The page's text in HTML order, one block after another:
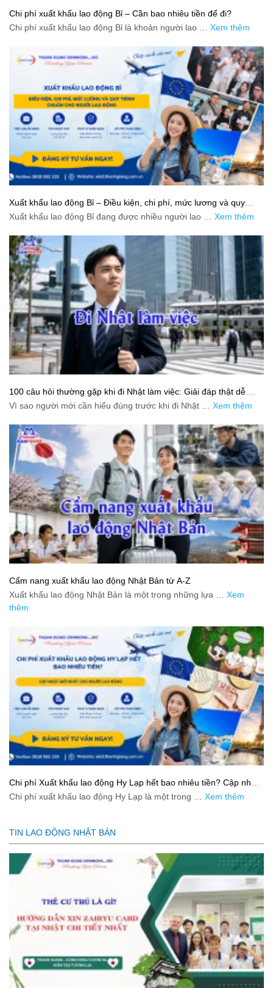
Chi phí xuất khẩu lao động Bỉ – Cần bao nhiêu tiền để đi?
Chi phí xuất khẩu lao động Bỉ là khoản người lao … Xem thêm
Xuất khẩu lao động Bỉ – Điều kiện, chi phí, mức lương và quy
trình chuẩn cho người lao động
Xuất khẩu lao động Bỉ đang được nhiều người lao … Xem thêm
100 câu hỏi thường gặp khi đi Nhật làm việc: Giải đáp thật dễ
hiểu cho người mới bắt đầu
Vì sao người mới cần hiểu đúng trước khi đi Nhật … Xem thêm
Cẩm nang xuất khẩu lao động Nhật Bản từ A-Z
Xuất khẩu lao động Nhật Bản là một trong những lựa … Xem
thêm
Chi phí Xuất khẩu lao động Hy Lạp hết bao nhiêu tiền? Cập nhật
mới nhất 2026
Chi phí xuất khẩu lao động Hy Lạp là một trong … Xem thêm
TIN LAO ĐỘNG NHẬT BẢN